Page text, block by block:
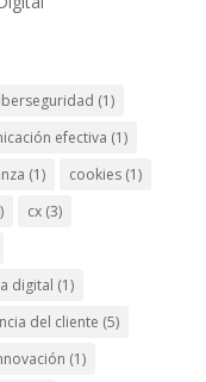
(1)
efectiva (1)
(1) cookies(1)
cx(3)
digital (1)
del cliente (5)
(1)